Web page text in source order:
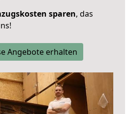
sparen, das
Angebote erhalten